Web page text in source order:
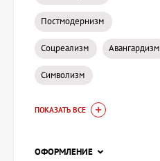
Постмодернизм
Соцреализм Авангардизм
Символизм
ПОКАЗАТЬ ВСЕ
ОФОРМЛЕНИЕ